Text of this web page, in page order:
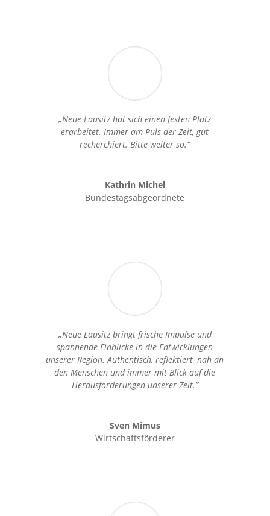
„Neue Lausitz hat sich einen festen Platz
erarbeitet. Immer am Puls der Zeit, gut
recherchiert. Bitte weiter so.“
Kathrin Michel
Bundestagsabgeordnete
„Neue Lausitz bringt frische Impulse und
spannende Einblicke in die Entwicklungen
unserer Region. Authentisch, reflektiert, nah an
den Menschen und immer mit Blick auf die
Herausforderungen unserer Zeit.”
Sven Mimus
Wirtschaftsförderer